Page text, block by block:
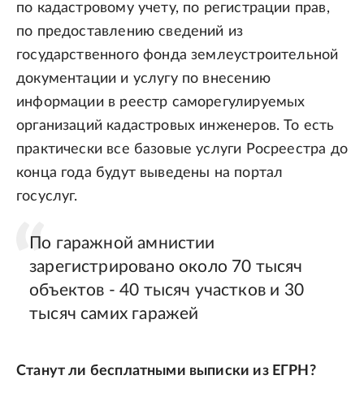
по кадастровому учету, по регистрации прав,
по предоставлению сведений из
государственного фонда землеустроительной
документации и услугу по внесению
информации в реестр саморегулируемых
организаций кадастровых инженеров. То есть
практически все базовые услуги Росреестра до
конца года будут выведены на портал
госуслуг.
По гаражной амнистии
зарегистрировано около 70 тысяч
объектов - 40 тысяч участков и 30
тысяч самих гаражей
Станут ли бесплатными выписки из ЕГРН?